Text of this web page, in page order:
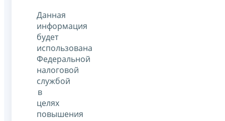
Данная
информация
будет
использована
Федеральной
налоговой
службой
в
целях
повышения